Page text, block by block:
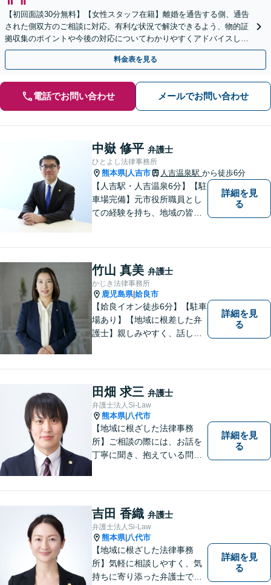
【初回面談30分無料】【女性スタッフ在籍】離婚を通告する側、通告
された側双方のご相談に対応。有利な状況で解決できるよう、物的証
拠収集のポイントや今後の対応についてわかりやすくアドバイスしま
す【市役所前2分】【休日・夜間面談OK】
料金表を見る
電話でお問い合わせ メールでお問い合わせ
中嶽 修平 弁護士
ひとよし法律事務所
熊本県| 人吉市 人吉温泉駅 から徒歩6分
【人吉駅・人吉温泉6分】【駐
車場完備】元市役所職員とし
ての経験を持ち、地域の皆さ
懇切丁寧に対応し、解決を目
指します【LINE対応】
詳細を見
る
竹山 真美 弁護士
かじき法律事務所
鹿児島県|姶良市
【姶良イオン徒歩6分】【駐車
場あり】【地域に根差した弁
護士】親しみやすく、話しや
す。離婚問題／相続問題／借
金問題／交通事故など、幅広
く対応可能。お悩みの方は、
お気軽にご相談ください。
詳細を見
る
田畑 求三 弁護士
弁護士法人Si-Law
熊本県| 八代市
【地域に根ざした法律事務
所】ご相談の際には、お話を
丁寧に聞き、抱えている問題
をご提案できるよう心がけて
います。 1人で悩まず、お気
軽にご相談ください。
詳細を見
る
吉田 香織 弁護士
弁護士法人Si-Law
熊本県| 八代市
【地域に根ざした法律事務
所】気軽に相談しやすく、気
持ちに寄り添った弁護士であ
詳細を見
る